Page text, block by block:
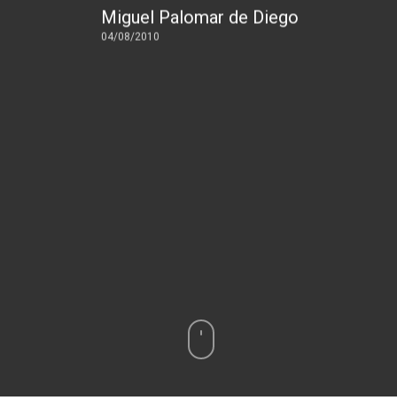
Miguel Palomar de Diego
04/08/2010